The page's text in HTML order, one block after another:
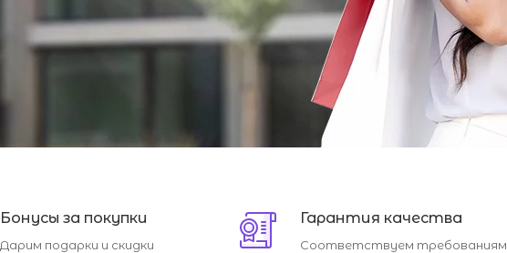
Бонусы за покупки
Дарим подарки и скидки
Гарантия качества
Соответствуем требованиям